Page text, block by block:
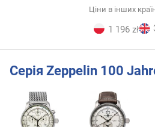
Ціни в інших
1 196 zł
Серія Zeppelin 100